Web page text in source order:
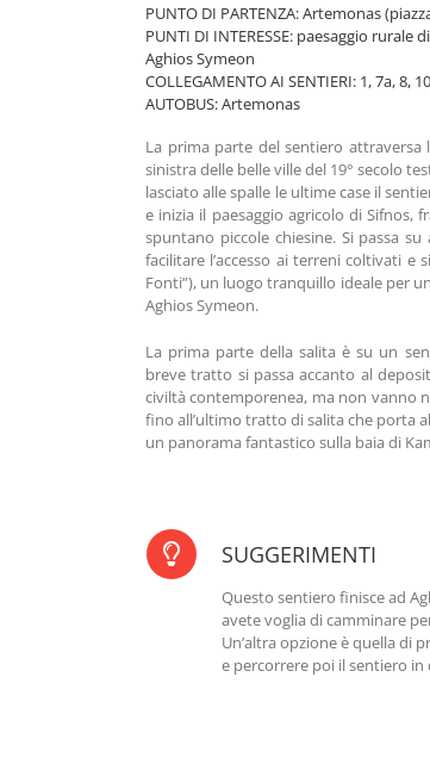
PUNTO DI PARTENZA: Artemonas
PUNTI DI INTERESSE: paesaggio
Aghios Symeon
COLLEGAMENTO AI SENTIERI: 1, 7a, 8,
AUTOBUS: Artemonas
La prima parte del sentiero attraversa
sinistra delle belle ville del 19° secolo
lasciato alle spalle le ultime case il
e inizia il paesaggio agricolo di Sifnos,
spuntano piccole chiesine. Si passa
facilitare l’accesso ai terreni coltivati e
Fonti”), un luogo tranquillo ideale per
Aghios Symeon.
La prima parte della salita è su un
breve tratto si passa accanto al
civiltà contemporenea, ma non vanno
fino all’ultimo tratto di salita che porta
un panorama fantastico sulla baia di
SUGGERIMENTI
Questo sentiero finisce ad
avete voglia di camminare
Un’altra opzione è quella di
e percorrere poi il sentiero